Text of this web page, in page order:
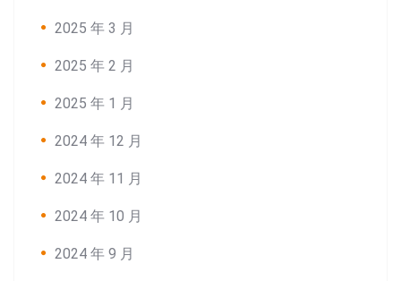
2025 年 3 月
2025 年 2 月
2025 年 1 月
2024 年 12 月
2024 年 11 月
2024 年 10 月
2024 年 9 月